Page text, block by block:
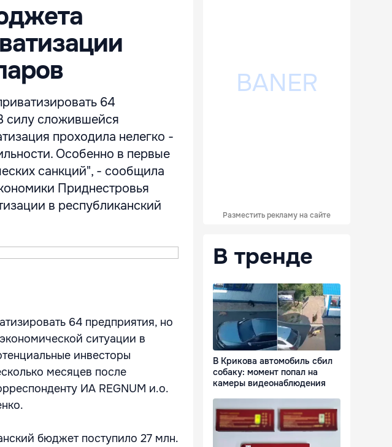
64
силу сложившейся
проходила нелегко -
Особенно в первые
санкций", - сообщила
Приднестровья
в республиканский
64 предприятия, но
ситуации в
инвесторы
месяцев после
ИА REGNUM и.о.
бюджет поступило 27 млн.
Разместить рекламу на сайте
В тренде
В Крикова автомобиль сбил
собаку: момент попал на
камеры видеонаблюдения